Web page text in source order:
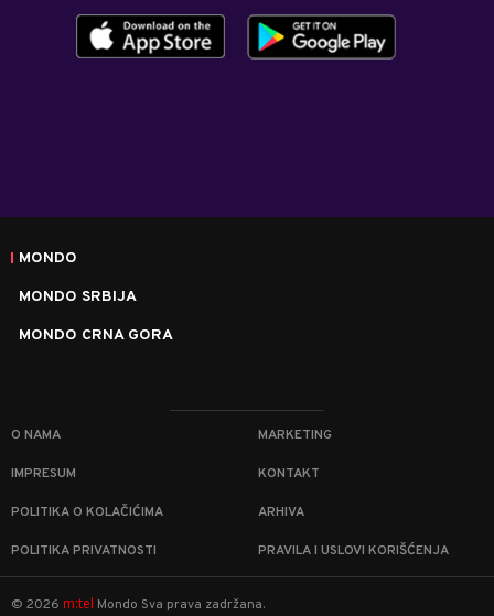
MONDO
MONDO SRBIJA
MONDO CRNA GORA
O NAMA MARKETING
IMPRESUM KONTAKT
POLITIKA O KOLAČIĆIMA ARHIVA
POLITIKA PRIVATNOSTI PRAVILA I USLOVI KORIŠĆENJA
© 2026 m:tel Mondo Sva prava zadržana.